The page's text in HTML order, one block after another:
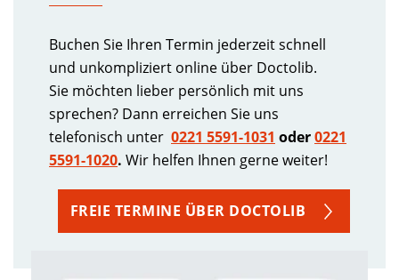
Buchen Sie Ihren Termin jederzeit schnell
und unkompliziert online über Doctolib.
Sie möchten lieber persönlich mit uns
sprechen? Dann erreichen Sie uns
telefonisch unter 0221 5591-1031 oder0221
5591-1020. Wir helfen Ihnen gerne weiter!
FREIE TERMINE ÜBER DOCTOLIB